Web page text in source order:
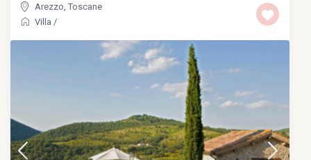
Arezzo ,Toscane
Villa /